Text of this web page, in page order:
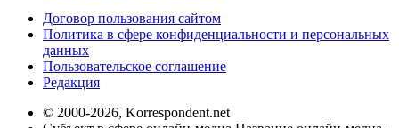
Договор пользования сайтом
Политика в сфере конфиденциальности и персональных
данных
Пользовательское соглашение
Редакция
© 2000-2026, Korrespondent.net